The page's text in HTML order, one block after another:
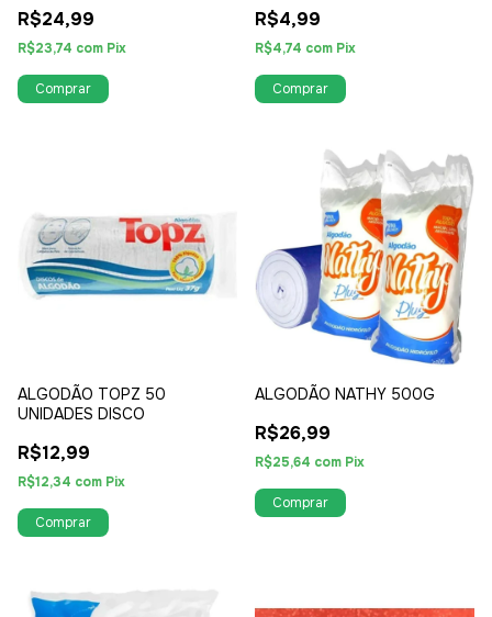
R$24,99
R$23,74 com Pix
R$4,99
R$4,74 com Pix
ALGODÃO TOPZ 50
UNIDADES DISCO
R$12,99
R$12,34 com Pix
ALGODÃO NATHY 500G
R$26,99
R$25,64 com Pix